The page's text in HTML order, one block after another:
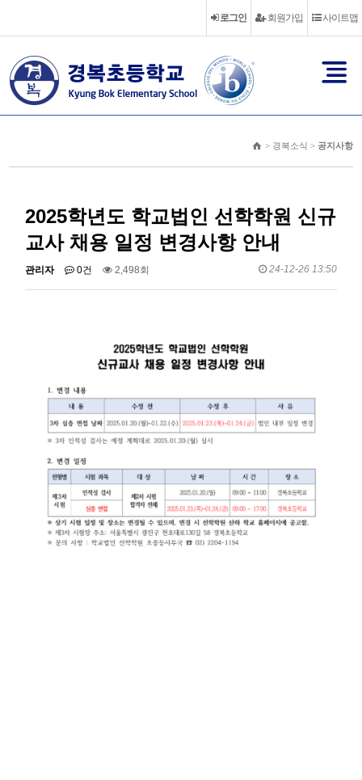
사이트맵
회원가입
로그인
> 경복소식 > 공지사항
2025학년도 학교법인 선학학원 신규
교사 채용 일정 변경사항 안내
관리자 0건 2,498회 24-12-26 13:50